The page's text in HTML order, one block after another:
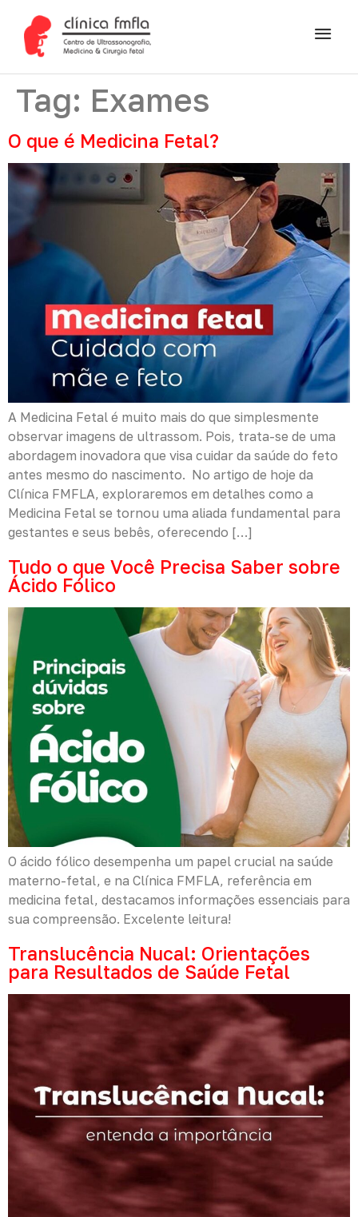
Tag: Exames
O que é Medicina Fetal?
A Medicina Fetal é muito mais do que simplesmente
observar imagens de ultrassom. Pois, trata-se de uma
abordagem inovadora que visa cuidar da saúde do feto
antes mesmo do nascimento. No artigo de hoje da
Clínica FMFLA, exploraremos em detalhes como a
Medicina Fetal se tornou uma aliada fundamental para
gestantes e seus bebês, oferecendo […]
Tudo o que Você Precisa Saber sobre
Ácido Fólico
O ácido fólico desempenha um papel crucial na saúde
materno-fetal, e na Clínica FMFLA, referência em
medicina fetal, destacamos informações essenciais para
sua compreensão. Excelente leitura!
Translucência Nucal: Orientações
para Resultados de Saúde Fetal